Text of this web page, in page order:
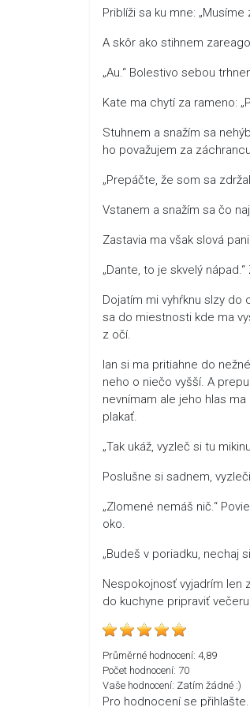
Priblíži sa ku mne:
A skôr ako stihnem
„Au.“ Bolestivo sebou
Kate ma chytí za rameno:
Stuhnem a snažím sa
ho považujem za
„Prepáčte, že som sa
Vstanem a snažím sa čo
Zastavia ma však slová
„Dante, to je skvelý
Dojatím mi vyhŕknu slzy do
sa do miestnosti kde ma
z očí.
Ian si ma pritiahne do
neho o niečo vyšší. A
nevnímam ale jeho hlas
plakať.
„Tak ukáž, vyzleč si tu
Poslušne si sadnem,
„Zlomené nemáš nič.“
oko.
„Budeš v poriadku, nechaj
Nespokojnosť vyjadrím len
do kuchyne pripraviť
Průměrné hodnocení: 4,89
Počet hodnocení: 70
Vaše hodnocení: Zatím žádné :)
Pro hodnocení se přihlašte.